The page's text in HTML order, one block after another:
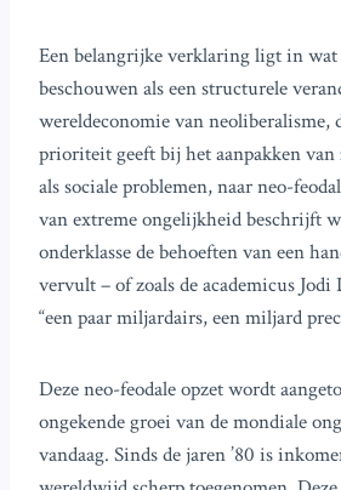
Een belangrijke verklaring ligt in wat
beschouwen als een structurele
wereldeconomie van neoliberalisme,
prioriteit geeft bij het aanpakken van
als sociale problemen, naar neo-
van extreme ongelijkheid beschrijft
onderklasse de behoeften van een
vervult – of zoals de academicus
“een paar miljardairs, een miljard
Deze neo-feodale opzet wordt
ongekende groei van de mondiale
vandaag. Sinds de jaren ’80 is